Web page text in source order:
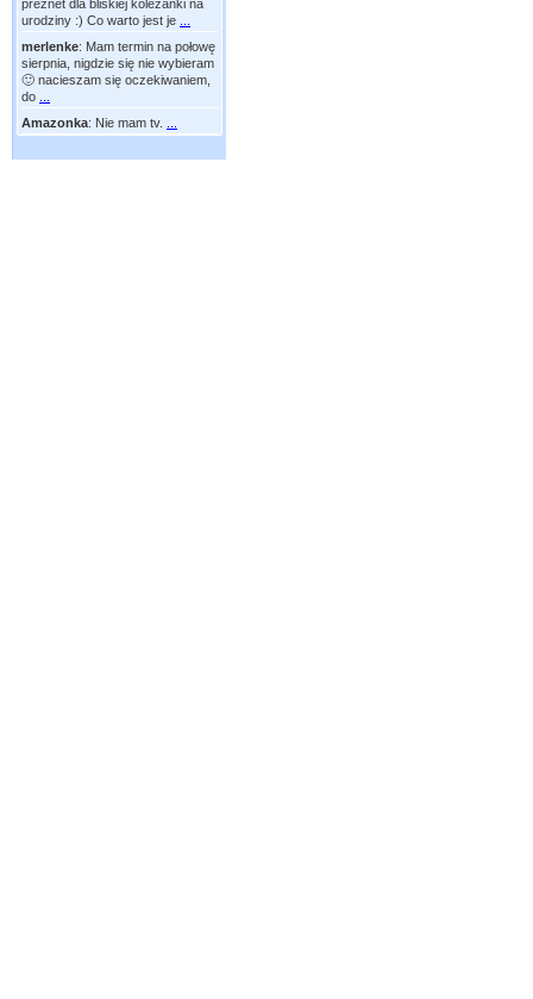
preznet dla bliskiej koleżanki na
urodziny :) Co warto jest je
merlenke: Mam termin na połowę
sierpnia, nigdzie się nie wybieram
🙂 nacieszam się oczekiwaniem,
do
Amazonka: Nie mam tv.